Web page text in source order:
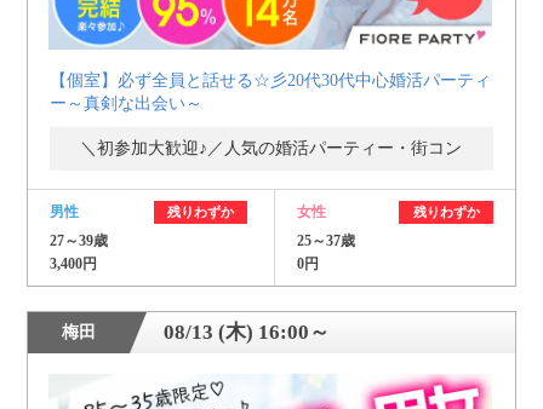
【個室】必ず全員と話せる☆彡20代30代中心婚活パーティ
ー～真剣な出会い～
＼初参加大歓迎♪／人気の婚活パーティー・街コン
男性 残りわずか
27～39歳
3,400円
女性 残りわずか
25～37歳
0円
梅田 08/13 (木) 16:00～